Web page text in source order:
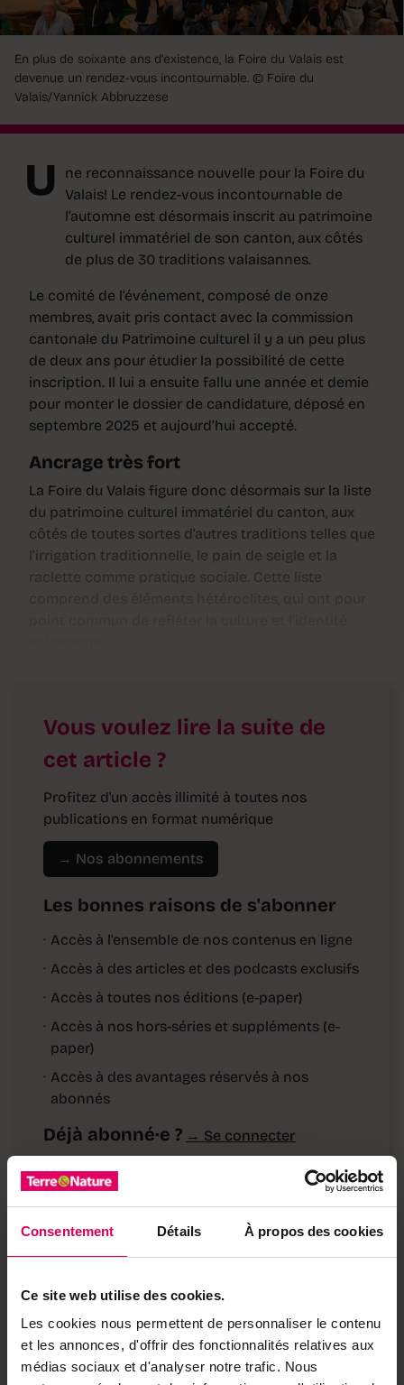
Consentement Détails À propos des cookies
Ce site web utilise des cookies.
Les cookies nous permettent de personnaliser le contenu
et les annonces, d'offrir des fonctionnalités relatives aux
médias sociaux et d'analyser notre trafic. Nous
En plus de soixante ans d'existence, la Foire du Valais est
devenue un rendez-vous incontournable. © Foire du
Valais/Yannick Abbruzzese
U
ne reconnaissance nouvelle pour la Foire du
Valais! Le rendez-vous incontournable de
l’automne est désormais inscrit au patrimoine
culturel immatériel de son canton, aux côtés
de plus de 30 traditions valaisannes.
Le comité de l’événement, composé de onze
membres, avait pris contact avec la commission
cantonale du Patrimoine culturel il y a un peu plus
de deux ans pour étudier la possibilité de cette
inscription. Il lui a ensuite fallu une année et demie
pour monter le dossier de candidature, déposé en
septembre 2025 et aujourd’hui accepté.
Ancrage très fort
La Foire du Valais figure donc désormais sur la liste
du patrimoine culturel immatériel du canton, aux
côtés de toutes sortes d’autres traditions telles que
l’irrigation traditionnelle, le pain de seigle et la
raclette comme pratique sociale. Cette liste
Vous voulez lire la suite de
cet article ?
Profitez d'un accès illimité à toutes nos
publications en format numérique
→ Nos abonnements
Les bonnes raisons de s'abonner
· Accès à l'ensemble de nos contenus en ligne
· Accès à des articles et des podcasts exclusifs
· Accès à toutes nos éditions (e-paper)
· Accès à nos hors-séries et suppléments (e-
paper)
· Accès à des avantages réservés à nos
abonnés
Déjà abonné·e ? → Se connecter
Achetez local sur
notre boutique
Découvrez les produits